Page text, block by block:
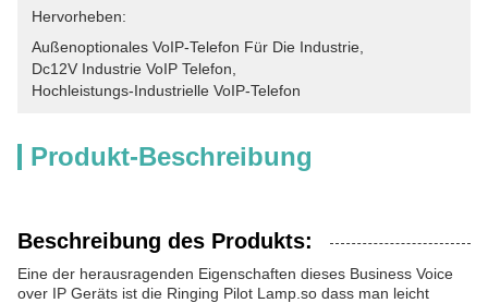
Hervorheben:
Außenoptionales VoIP-Telefon Für Die Industrie
Dc12V Industrie VoIP Telefon
Hochleistungs-Industrielle VoIP-Telefon
Produkt-Beschreibung
Beschreibung des Produkts:
Eine der herausragenden Eigenschaften dieses Business Voice
over IP Geräts ist die Ringing Pilot Lamp.so dass man leicht